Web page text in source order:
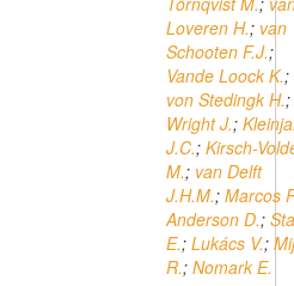
Loveren H.; van
Schooten F.J.;
Vande Loock K.;
von Stedingk H.;
Wright J.;
J.C.; Kirsch-
M.; van Delft
J.H.M.; Marcos
Anderson D.;
E.; Lukács V.;
R.; Nomark E.